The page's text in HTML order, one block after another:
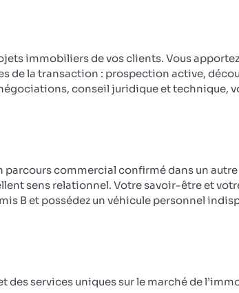
immobiliers de vos clients. Vous
de la transaction : prospection active,
conseil juridique et technique,
parcours commercial confirmé dans un
sens relationnel. Votre savoir-être et
B et possédez un véhicule personnel
des services uniques sur le marché de